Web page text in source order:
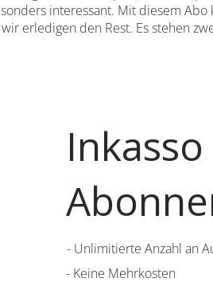
interessant. Mit diesem
erledigen den Rest. Es stehen
Inkasso
- Unlimitierte Anzahl an
- Keine Mehrkosten